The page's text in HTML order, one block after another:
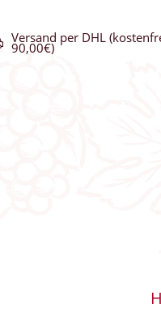
Versand per DHL
90,00€)